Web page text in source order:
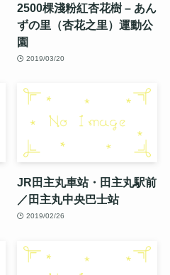
2500棵淺粉紅杏花樹 – あん
ずの里（杏花之里）運動公
園
2019/03/20
JR田主丸車站・田主丸駅前
／田主丸中央巴士站
2019/02/26